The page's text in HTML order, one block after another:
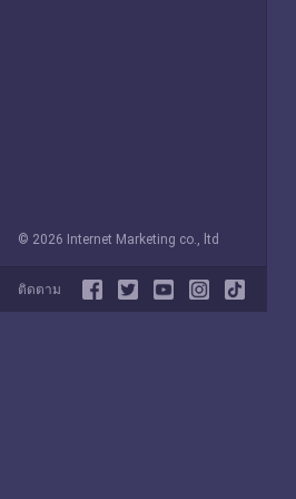
© 2026 Internet Marketing co., ltd
ติดตาม